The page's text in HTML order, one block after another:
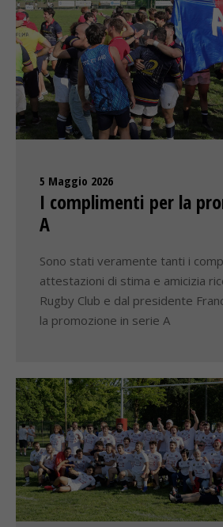
5 Maggio 2026
I complimenti per la
A
Sono stati veramente tanti i
attestazioni di stima e amicizia
Rugby Club e dal presidente
la promozione in serie A